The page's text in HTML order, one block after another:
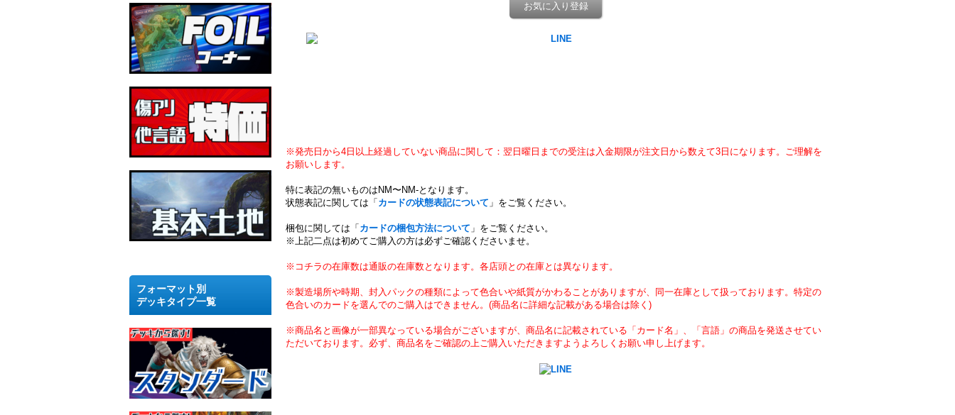
フォーマット別
デッキタイプ一覧
お気に入り登録
※発売日から4日以上経過していない商品に関して：翌日曜日までの受注は入金期限が注文日から数えて3日になります。ご理解を
お願いします。
特に表記の無いものはNM〜NM-となります。
状態表記に関しては「 カードの状態表記について 」をご覧ください。
梱包に関しては「 カードの梱包方法について 」をご覧ください。
※上記二点は初めてご購入の方は必ずご確認くださいませ。
※コチラの在庫数は通販の在庫数となります。各店頭との在庫とは異なります。
※製造場所や時期、封入パックの種類によって色合いや紙質がかわることがありますが、同一在庫として扱っております。特定の
色合いのカードを選んでのご購入はできません。(商品名に詳細な記載がある場合は除く)
※商品名と画像が一部異なっている場合がございますが、商品名に記載されている「カード名」、「言語」の商品を発送させてい
ただいております。必ず、商品名をご確認の上ご購入いただきますようよろしくお願い申し上げます。